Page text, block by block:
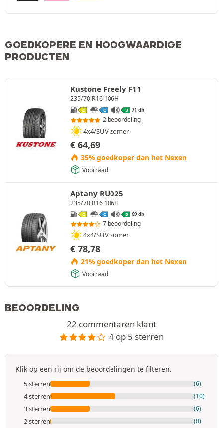
GOEDKOPERE EN HOOGWAARDIGE
PRODUCTEN
Kustone Freely F11
235/70 R16 106H
C C B 71 db
2 beoordeling
4x4/SUV zomer
€ 64,69
35% goedkoper dan het Nexen
Voorraad
Aptany RU025
235/70 R16 106H
C C B 69 db
7 beoordeling
4x4/SUV zomer
€ 78,78
21% goedkoper dan het Nexen
Voorraad
BEOORDELING
22 commentaren klant
4 op 5 sterren
Klik op een rij om de beoordelingen te filteren.
5 sterren (6)
4 sterren (10)
3 sterren (6)
2 sterren (0)